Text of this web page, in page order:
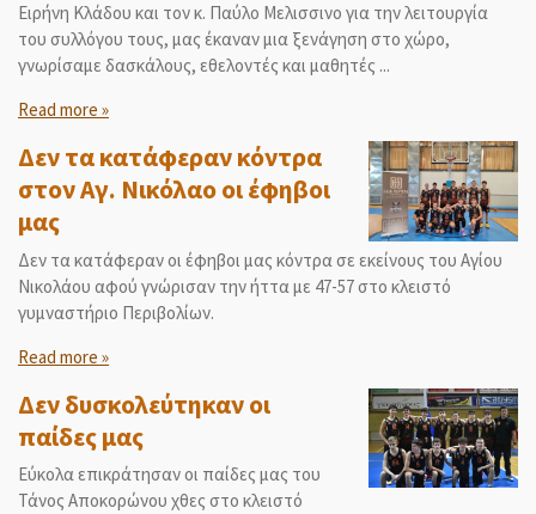
Ειρήνη Κλάδου και τον κ. Παύλο Μελισσινο για την λειτουργία
του συλλόγου τους, μας έκαναν μια ξενάγηση στο χώρο,
γνωρίσαμε δασκάλους, εθελοντές και μαθητές ...
Read more »
Δεν τα κατάφεραν κόντρα
στον Αγ. Νικόλαο οι έφηβοι
μας
Δεν τα κατάφεραν οι έφηβοι μας κόντρα σε εκείνους του Αγίου
Νικολάου αφού γνώρισαν την ήττα με 47-57 στο κλειστό
γυμναστήριο Περιβολίων.
Read more »
Δεν δυσκολεύτηκαν οι
παίδες μας
Εύκολα επικράτησαν οι παίδες μας του
Τάνος Αποκορώνου χθες στο κλειστό